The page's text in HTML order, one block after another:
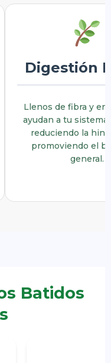
Digestión
Llenos de fibra y
ayudan a tu sistema
reduciendo la
promoviendo el
general.
Batidos